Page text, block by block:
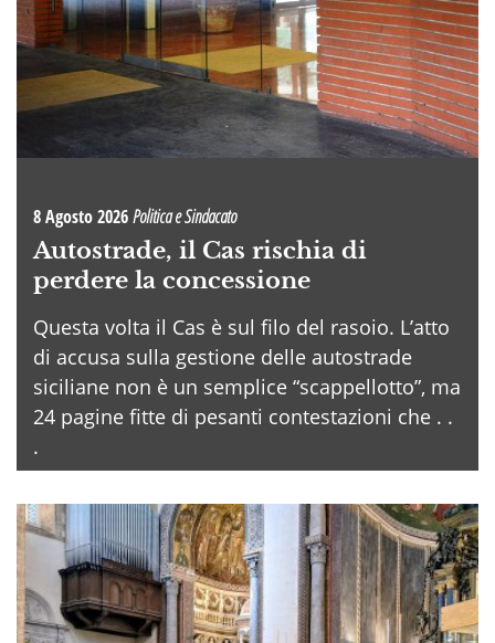
8 Agosto 2026Politica e Sindacato
Autostrade, il Cas rischia di
perdere la concessione
Questa volta il Cas è sul filo del rasoio. L’atto
di accusa sulla gestione delle autostrade
siciliane non è un semplice “scappellotto”, ma
24 pagine fitte di pesanti contestazioni che . .
.